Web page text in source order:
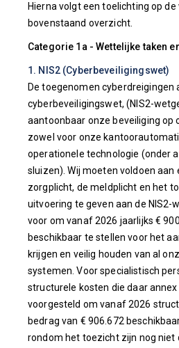
Hierna volgt een toelichting op
bovenstaand overzicht.
Categorie 1a - Wettelijke taken
1. NIS2 (Cyberbeveiligingswet)
De toegenomen cyberdreigingen
cyberbeveiligingswet, (NIS2-
aantoonbaar onze beveiliging op
zowel voor onze
operationele technologie (onder
sluizen). Wij moeten voldoen aan
zorgplicht, de meldplicht en het
uitvoering te geven aan de NIS2-
voor om vanaf 2026 jaarlijks €
beschikbaar te stellen voor het
krijgen en veilig houden van al
systemen. Voor specialistisch
structurele kosten die daar
voorgesteld om vanaf 2026
bedrag van € 906.672
rondom het toezicht zijn nog niet